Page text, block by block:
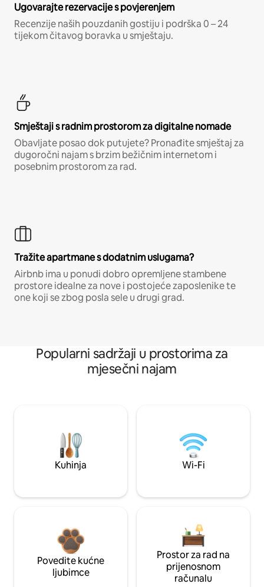
Ugovarajte rezervacije s povjerenjem
Recenzije naših pouzdanih gostiju i podrška 0 – 24
tijekom čitavog boravka u smještaju.
Smještaji s radnim prostorom za digitalne nomade
Obavljate posao dok putujete? Pronađite smještaj za
dugoročni najam s brzim bežičnim internetom i
posebnim prostorom za rad.
Tražite apartmane s dodatnim uslugama?
Airbnb ima u ponudi dobro opremljene stambene
prostore idealne za nove i postojeće zaposlenike te
one koji se zbog posla sele u drugi grad.
Popularni sadržaji u prostorima za
mjesečni najam
Kuhinja Wi-Fi
Povedite kućne
ljubimce
Prostor za rad na
prijenosnom
računalu